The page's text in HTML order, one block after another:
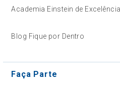
Academia Einstein de
Blog Fique por Dentro
Faça Parte